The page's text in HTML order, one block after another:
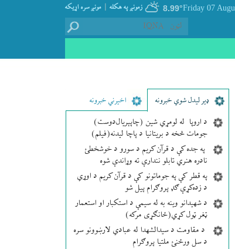
مونږ سره اړيکه | زمونږ په هکله 8.99°
ډير لیدل شوي خبرونه اخیرني خبرونه
د اروپا له لومړي شین (چاپېریال‌دوست)
جومات څخه د بریتانیا د پاچا لیدنه(فیلم)
په جده کې د قرآن کریم د سورو د خوشخطئ
نادره هنري تابلو نندارې ته وړاندې شوه
په قطر کې په جوماتونو کې د قرآن کریم د اوړي
د زده‌کړې ګډ پروګرام پیل شو
د شهیدانو وینه به له سیمې د استکبار او استعمار
ټغر ټول کړي(ځانګړی مرکه)
د مقاومت د سیدالشهدا له عبادي لارښوونو سره
د سل ورځنئ ملتیا پروګرام